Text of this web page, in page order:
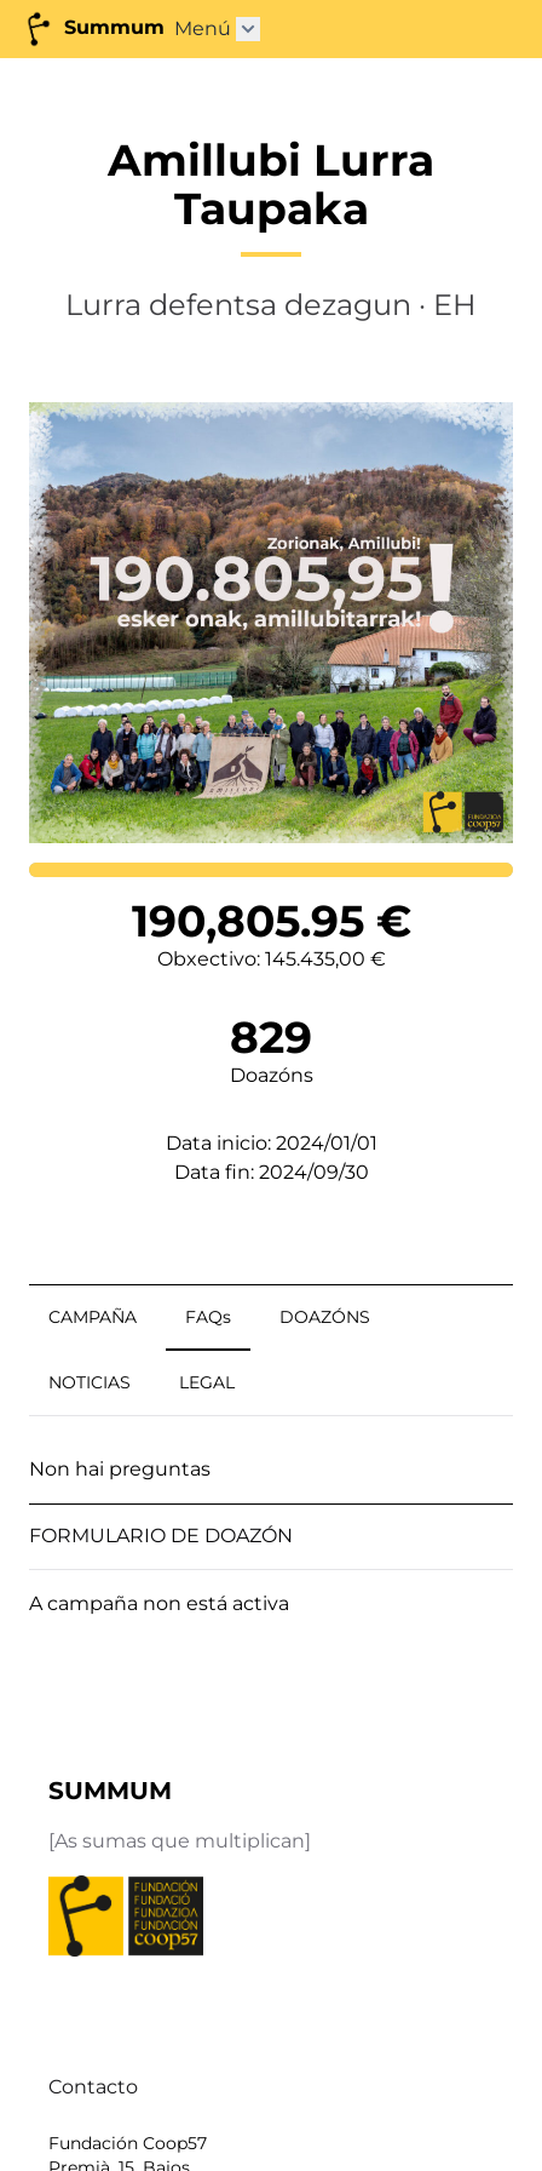
Summum Menú Abrir submenú"
Amillubi Lurra
Taupaka
Lurra defentsa dezagun · EH
Lortutakoa
190,805.95€
Obxectivo: 145.435,00 €
829
Doazóns
Data inicio: 2024/01/01
Data fin: 2024/09/30
CAMPAÑA FAQs DOAZÓNS
NOTICIAS LEGAL
Non hai preguntas
FORMULARIO DE DOAZÓN
A campaña non está activa
SUMMUM
[As sumas que multiplican]
Contacto
Fundación Coop57